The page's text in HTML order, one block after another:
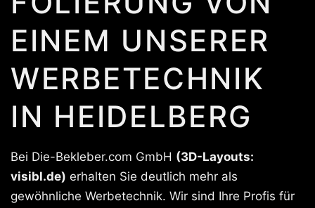
EINEM UNSERER
WERBETECHNIK
IN HEIDELBERG
Bei Die-Bekleber.com GmbH (3D-Layouts:
visibl.de) erhalten Sie deutlich mehr als
gewöhnliche Werbetechnik. Wir sind Ihre Profis für